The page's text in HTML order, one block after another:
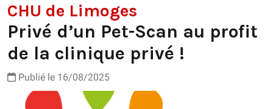
CHU de Limoges
Privé d’un Pet-Scan au profit
de la clinique privé !
Publié le 16/08/2025